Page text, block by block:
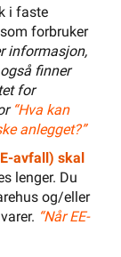
i faste
forbruker
informasjon,
finner
for
“Hva kan
anlegget?”
avfall) skal
lenger. Du
og/eller
“Når EE-